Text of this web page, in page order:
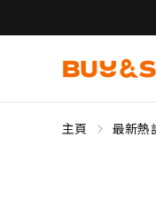
主頁 最新熱